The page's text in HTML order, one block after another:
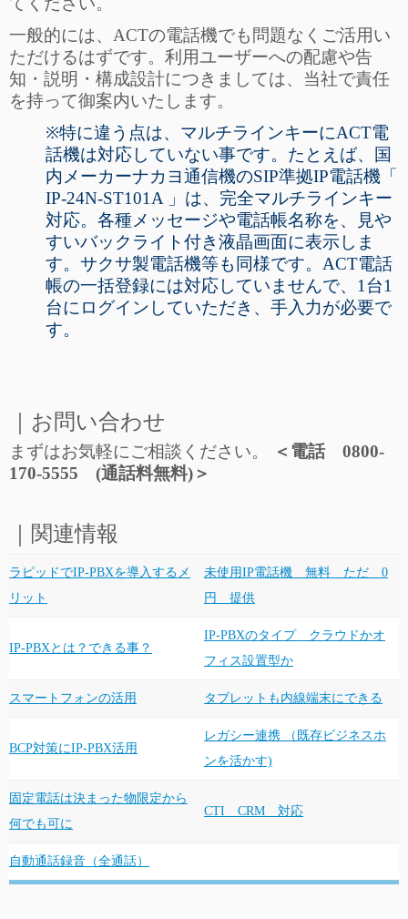
一般的には、ACTの電話機でも問題なくご活用い
ただけるはずです。利用ユーザーへの配慮や告
知・説明・構成設計につきましては、当社で責任
を持って御案内いたします。
※特に違う点は、マルチラインキーにACT電
話機は対応していない事です。たとえば、国
内メーカーナカヨ通信機のSIP準拠IP電話機「
IP-24N-ST101A 」は、完全マルチラインキー
対応。各種メッセージや電話帳名称を、見や
すいバックライト付き液晶画面に表示しま
す。サクサ製電話機等も同様です。ACT電話
帳の一括登録には対応していませんで、1台1
台にログインしていただき、手入力が必要で
す。
｜お問い合わせ
まずはお気軽にご相談ください。
＜電話 0800-
170-5555 (通話料無料)＞
｜関連情報
ラピッドでIP-PBXを導入するメ
リット
未使用IP電話機 無料 ただ 0
円 提供
IP-PBXとは？できる事？
IP-PBXのタイプ クラウドかオ
フィス設置型か
スマートフォンの活用 タブレットも内線端末にできる
BCP対策にIP-PBX活用
レガシー連携 （既存ビジネスホ
ンを活かす)
固定電話は決まった物限定から
何でも可に
CTI CRM 対応
自動通話録音（全通話）